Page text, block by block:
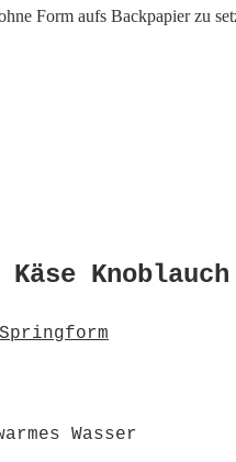
Form aufs Backpapier zu
Wasser